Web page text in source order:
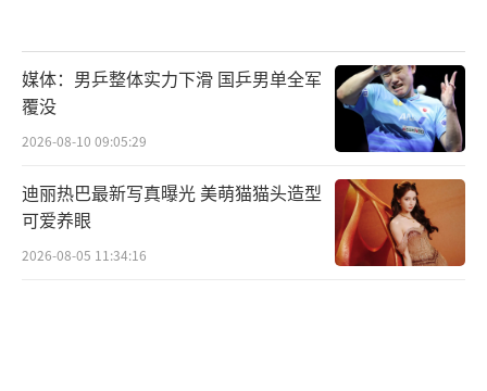
而且迪丽热巴还是很多高端乃至高奢品牌
媒体：男乒整体实力下滑 国乒男单全军
覆没
2026-08-10 09:05:29
迪丽热巴最新写真曝光 美萌猫猫头造型
可爱养眼
2026-08-05 11:34:16